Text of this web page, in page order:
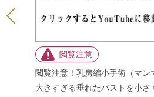
閲覧注意！乳房縮小手術（マ
大きすぎる垂れたバストを小